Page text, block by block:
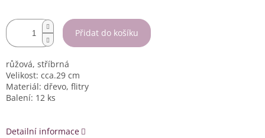
Přidat do košíku
růžová, stříbrná
Velikost: cca.29 cm
Materiál: dřevo, flitry
Balení: 12 ks
Detailní informace